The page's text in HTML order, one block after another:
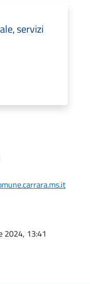
servizi
2024, 13:41